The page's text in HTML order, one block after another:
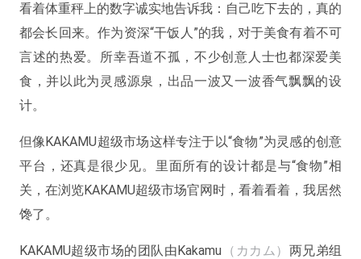
看着体重秤上的数字诚实地告诉我：自己吃下去的，真的
都会长回来。作为资深“干饭人”的我，对于美食有着不可
言述的热爱。所幸吾道不孤，不少创意人士也都深爱美
食，并以此为灵感源泉，出品一波又一波香气飘飘的设
计。
但像KAKAMU超级市场这样专注于以“食物”为灵感的创意
平台，还真是很少见。里面所有的设计都是与“食物”相
关，在浏览KAKAMU超级市场官网时，看着看着，我居然
馋了。
KAKAMU超级市场的团队由Kakamu （カカム） 两兄弟组